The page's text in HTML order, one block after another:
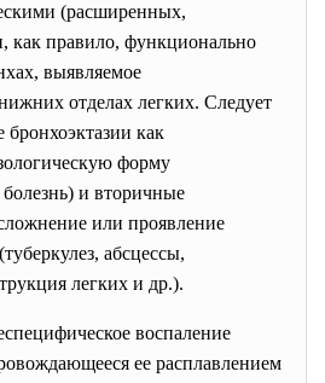
(расширенных,
как правило, функционально
выявляемое
отделах легких. Следует
бронхоэктазии как
форму
болезнь) и вторичные
или проявление
абсцессы,
легких и др.).
воспаление
ее расплавлением